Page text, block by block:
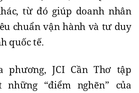
từ đó giúp doanh nhân
chuẩn vận hành và tư duy
quốc tế.
JCI Cần Thơ tập
“điểm nghẽn” của